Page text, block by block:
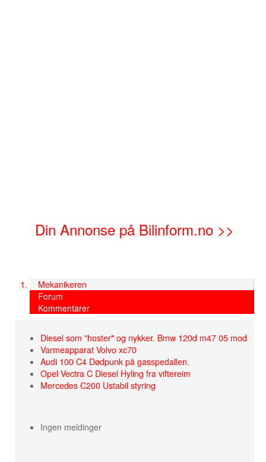
Din Annonse på Bilinform.no >>
Mekanikeren
Forum
Kommentarer
Diesel som "hoster" og nykker. Bmw 120d m47 05 mod
Varmeapparat Volvo xc70
Audi 100 C4 Dødpunk på gasspedallen.
Opel Vectra C Diesel Hyling fra viftereim
Mercedes C200 Ustabil styring
Ingen meldinger